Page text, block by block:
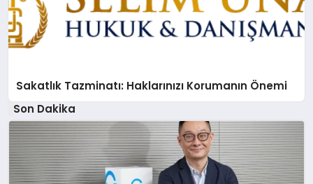
Sakatlık Tazminatı: Haklarınızı Korumanın Önemi
Son Dakika